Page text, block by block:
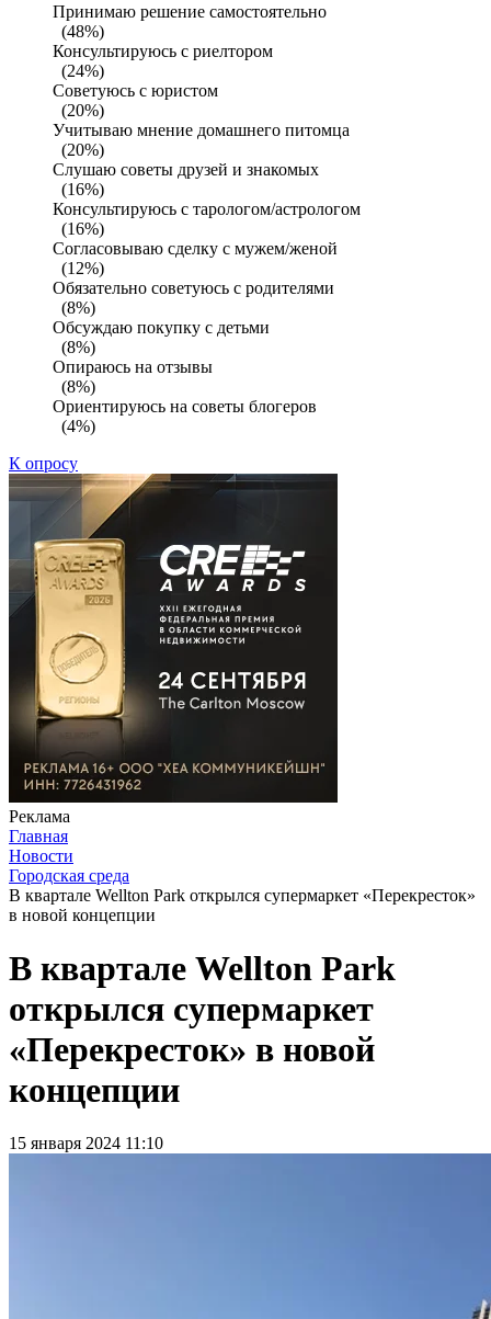
Принимаю решение самостоятельно
(48%)
Консультируюсь с риелтором
(24%)
Советуюсь с юристом
(20%)
Учитываю мнение домашнего питомца
(20%)
Слушаю советы друзей и знакомых
(16%)
Консультируюсь с тарологом/астрологом
(16%)
Согласовываю сделку с мужем/женой
(12%)
Обязательно советуюсь с родителями
(8%)
Обсуждаю покупку с детьми
(8%)
Опираюсь на отзывы
(8%)
Ориентируюсь на советы блогеров
(4%)
К опросу
Реклама
Главная
Новости
Городская среда
В квартале Wellton Park открылся супермаркет «Перекресток»
в новой концепции
В квартале Wellton Park
открылся супермаркет
«Перекресток» в новой
концепции
15 января 2024 11:10